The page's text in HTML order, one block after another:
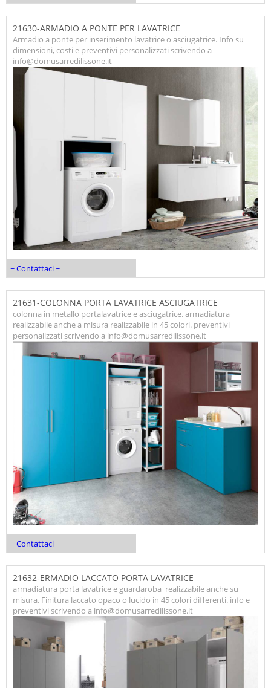
21630-ARMADIO A PONTE PER LAVATRICE
Armadio a ponte per inserimento lavatrice o asciugatrice. Info su
dimensioni, costi e preventivi personalizzati scrivendo a
info@domusarredilissone.it
~ Contattaci ~
21631-COLONNA PORTA LAVATRICE ASCIUGATRICE
colonna in metallo portalavatrice e asciugatrice. armadiatura
realizzabile anche a misura realizzabile in 45 colori. preventivi
personalizzati scrivendo a info@domusarredilissone.it
~ Contattaci ~
21632-ERMADIO LACCATO PORTA LAVATRICE
armadiatura porta lavatrice e guardaroba realizzabile anche su
misura. Finitura laccato opaco o lucido in 45 colori differenti. info e
preventivi scrivendo a info@domusarredilissone.it